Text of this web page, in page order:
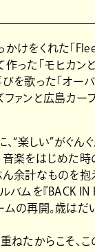
けをくれた「
った「モヒカンと
を歌った「オーバ
ァンと広島カー
“楽しい”がぐん
音楽をはじめた時
余計なものを抱
バムを『BACK IN
ムの再開。歳はだ
ねたからこそ、